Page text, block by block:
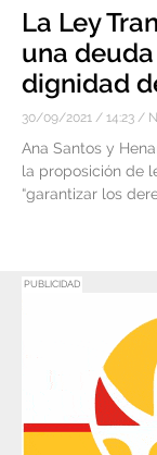
La Ley
una
dignidad
30/09/2021 14:23
Ana Santos y
la proposición de
“garantizar los
PUBLICIDAD